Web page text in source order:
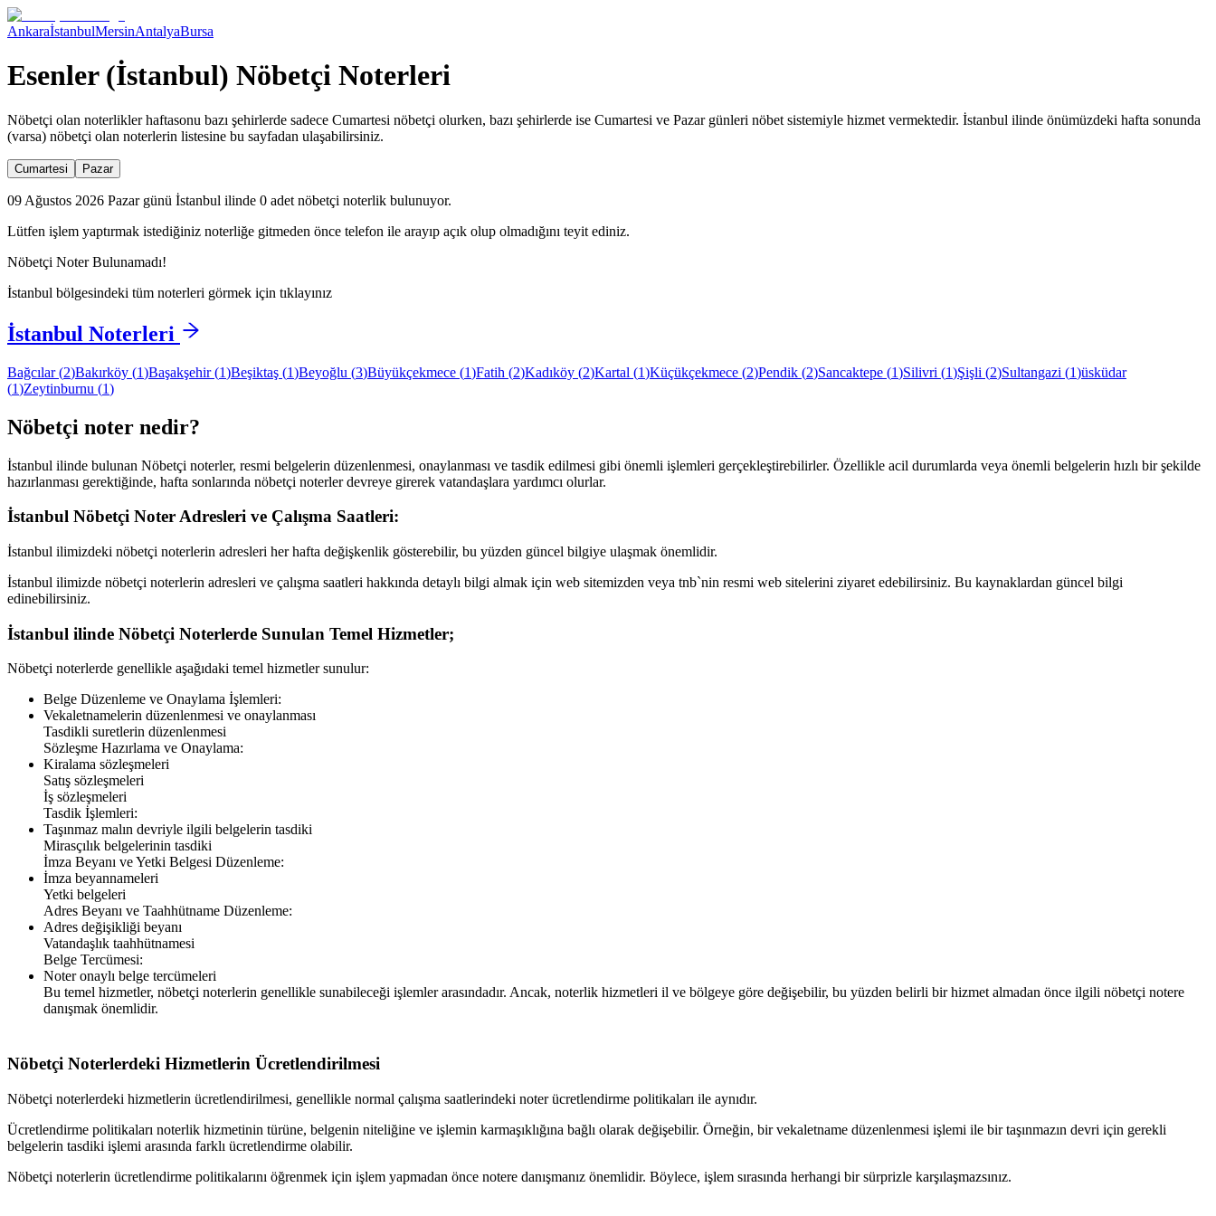
AnkaraİstanbulMersinAntalyaBursa
Esenler (İstanbul) Nöbetçi Noterleri
Nöbetçi olan noterlikler haftasonu bazı şehirlerde sadece Cumartesi nöbetçi olurken, bazı şehirlerde ise Cumartesi ve Pazar günleri nöbet sistemiyle hizmet vermektedir. İstanbul ilinde önümüzdeki hafta sonunda
(varsa) nöbetçi olan noterlerin listesine bu sayfadan ulaşabilirsiniz.
Cumartesi Pazar
09 Ağustos 2026 Pazar günü İstanbul ilinde 0 adet nöbetçi noterlik bulunuyor.
Lütfen işlem yaptırmak istediğiniz noterliğe gitmeden önce telefon ile arayıp açık olup olmadığını teyit ediniz.
Nöbetçi Noter Bulunamadı!
İstanbul bölgesindeki tüm noterleri görmek için tıklayınız
İstanbul Noterleri
Bağcılar(2)Bakırköy (1)Başakşehir(1)Beşiktaş (1)Beyoğlu (3)Büyükçekmece (1)Fatih (2)Kadıköy (2)Kartal (1)Küçükçekmece (2)Pendik (2)Sancaktepe (1)Silivri (1)Şişli (2)Sultangazi (1)üsküdar
(1)Zeytinburnu (1)
Nöbetçi noter nedir?
İstanbul ilinde bulunan Nöbetçi noterler, resmi belgelerin düzenlenmesi, onaylanması ve tasdik edilmesi gibi önemli işlemleri gerçekleştirebilirler. Özellikle acil durumlarda veya önemli belgelerin hızlı bir şekilde
hazırlanması gerektiğinde, hafta sonlarında nöbetçi noterler devreye girerek vatandaşlara yardımcı olurlar.
İstanbul Nöbetçi Noter Adresleri ve Çalışma Saatleri:
İstanbul ilimizdeki nöbetçi noterlerin adresleri her hafta değişkenlik gösterebilir, bu yüzden güncel bilgiye ulaşmak önemlidir.
İstanbul ilimizde nöbetçi noterlerin adresleri ve çalışma saatleri hakkında detaylı bilgi almak için web sitemizden veya tnb`nin resmi web sitelerini ziyaret edebilirsiniz. Bu kaynaklardan güncel bilgi
edinebilirsiniz.
İstanbul ilinde Nöbetçi Noterlerde Sunulan Temel Hizmetler;
Nöbetçi noterlerde genellikle aşağıdaki temel hizmetler sunulur:
Belge Düzenleme ve Onaylama İşlemleri:
Vekaletnamelerin düzenlenmesi ve onaylanması
Tasdikli suretlerin düzenlenmesi
Sözleşme Hazırlama ve Onaylama:
Kiralama sözleşmeleri
Satış sözleşmeleri
İş sözleşmeleri
Tasdik İşlemleri:
Taşınmaz malın devriyle ilgili belgelerin tasdiki
Mirasçılık belgelerinin tasdiki
İmza Beyanı ve Yetki Belgesi Düzenleme:
İmza beyannameleri
Yetki belgeleri
Adres Beyanı ve Taahhütname Düzenleme:
Adres değişikliği beyanı
Vatandaşlık taahhütnamesi
Belge Tercümesi:
Noter onaylı belge tercümeleri
Bu temel hizmetler, nöbetçi noterlerin genellikle sunabileceği işlemler arasındadır. Ancak, noterlik hizmetleri il ve bölgeye göre değişebilir, bu yüzden belirli bir hizmet almadan önce ilgili nöbetçi notere
danışmak önemlidir.
Nöbetçi Noterlerdeki Hizmetlerin Ücretlendirilmesi
Nöbetçi noterlerdeki hizmetlerin ücretlendirilmesi, genellikle normal çalışma saatlerindeki noter ücretlendirme politikaları ile aynıdır.
Ücretlendirme politikaları noterlik hizmetinin türüne, belgenin niteliğine ve işlemin karmaşıklığına bağlı olarak değişebilir. Örneğin, bir vekaletname düzenlenmesi işlemi ile bir taşınmazın devri için gerekli
belgelerin tasdiki işlemi arasında farklı ücretlendirme olabilir.
Nöbetçi noterlerin ücretlendirme politikalarını öğrenmek için işlem yapmadan önce notere danışmanız önemlidir. Böylece, işlem sırasında herhangi bir sürprizle karşılaşmazsınız.